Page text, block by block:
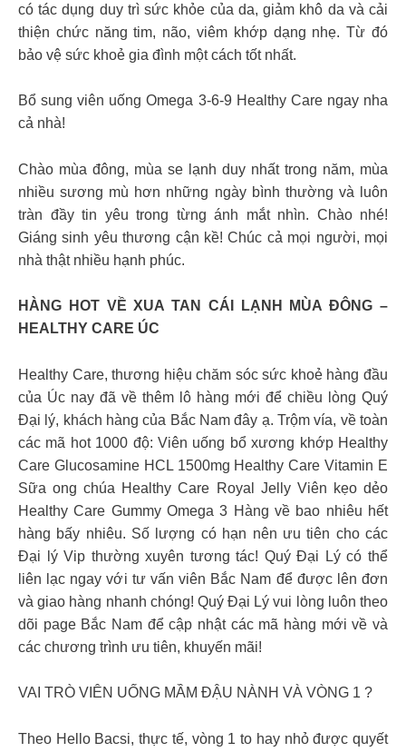
có tác dụng duy trì sức khỏe của da, giảm khô da và cải
thiện chức năng tim, não, viêm khớp dạng nhẹ. Từ đó
bảo vệ sức khoẻ gia đình một cách tốt nhất.
Bổ sung viên uống Omega 3-6-9 Healthy Care ngay nha
cả nhà!
Chào mùa đông, mùa se lạnh duy nhất trong năm, mùa
nhiều sương mù hơn những ngày bình thường và luôn
tràn đầy tin yêu trong từng ánh mắt nhìn. Chào nhé!
Giáng sinh yêu thương cận kề! Chúc cả mọi người, mọi
nhà thật nhiều hạnh phúc.
HÀNG HOT VỀ XUA TAN CÁI LẠNH MÙA ĐÔNG –
HEALTHY CARE ÚC
Healthy Care, thương hiệu chăm sóc sức khoẻ hàng đầu
của Úc nay đã về thêm lô hàng mới để chiều lòng Quý
Đại lý, khách hàng của Bắc Nam đây ạ. Trộm vía, về toàn
các mã hot 1000 độ: Viên uống bổ xương khớp Healthy
Care Glucosamine HCL 1500mg Healthy Care Vitamin E
Sữa ong chúa Healthy Care Royal Jelly Viên kẹo dẻo
Healthy Care Gummy Omega 3 Hàng về bao nhiêu hết
hàng bấy nhiêu. Số lượng có hạn nên ưu tiên cho các
Đại lý Vip thường xuyên tương tác! Quý Đại Lý có thể
liên lạc ngay với tư vấn viên Bắc Nam để được lên đơn
và giao hàng nhanh chóng! Quý Đại Lý vui lòng luôn theo
dõi page Bắc Nam để cập nhật các mã hàng mới về và
các chương trình ưu tiên, khuyến mãi!
VAI TRÒ VIÊN UỐNG MẦM ĐẬU NÀNH VÀ VÒNG 1 ?
Theo Hello Bacsi, thực tế, vòng 1 to hay nhỏ được quyết